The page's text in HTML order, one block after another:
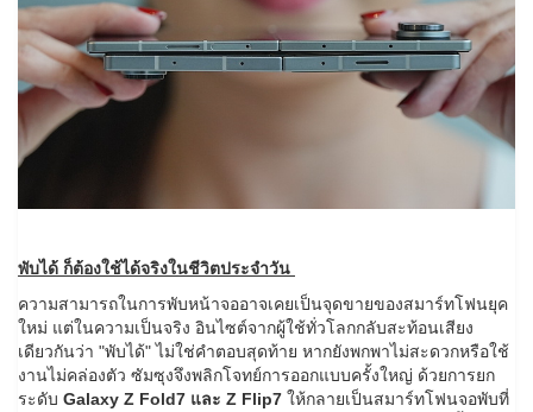
พับได้ ก็ต้องใช้ได้จริงในชีวิตประจำวัน
ความสามารถในการพับหน้าจออาจเคยเป็นจุดขายของสมาร์ทโฟนยุค
ใหม่ แต่ในความเป็นจริง อินไซต์จากผู้ใช้ทั่วโลกกลับสะท้อนเสียง
เดียวกันว่า "พับได้" ไม่ใช่คำตอบสุดท้าย หากยังพกพาไม่สะดวกหรือใช้
งานไม่คล่องตัว ซัมซุงจึงพลิกโจทย์การออกแบบครั้งใหญ่ ด้วยการยก
ระดับ Galaxy Z Fold7 และ Z Flip7 ให้กลายเป็นสมาร์ทโฟนจอพับที่